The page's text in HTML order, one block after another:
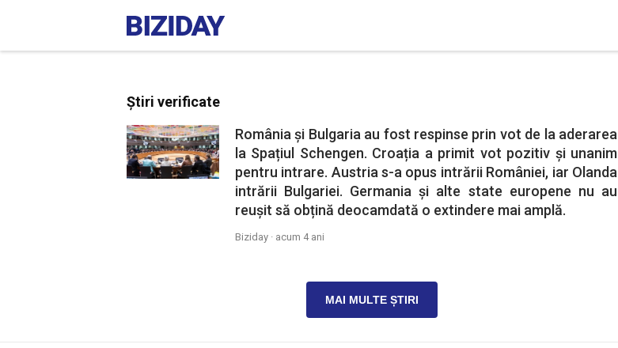
Știri verificate
România și Bulgaria au fost respinse prin vot de la aderarea
la Spațiul Schengen. Croația a primit vot pozitiv și unanim
pentru intrare. Austria s-a opus intrării României, iar Olanda
intrării Bulgariei. Germania și alte state europene nu au
reușit să obțină deocamdată o extindere mai amplă.
Biziday · acum 4 ani
MAI MULTE ȘTIRI